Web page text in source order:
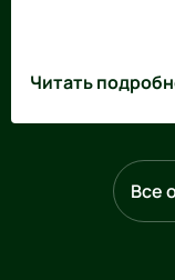
Все
Читать